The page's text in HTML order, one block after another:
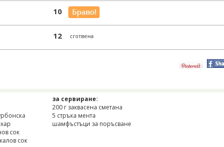
10
12 сготвена
сок
сок
за сервиране:
200 г заквасена сметана
5 стръка мента
шамфъстъци за поръсване